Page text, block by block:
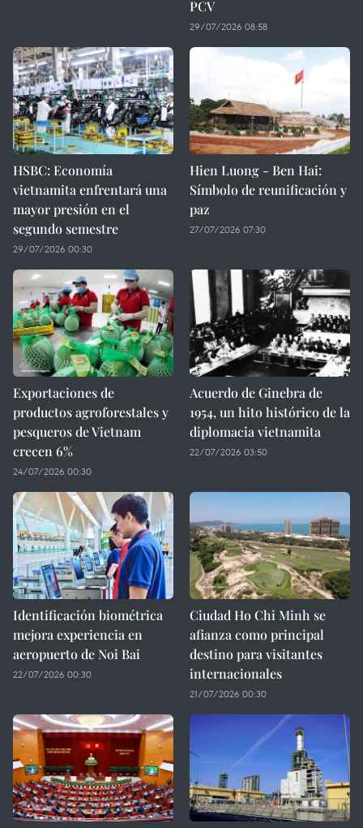
PCV
29/07/2026 08:58
HSBC: Economía
vietnamita enfrentará una
mayor presión en el
segundo semestre
29/07/2026 00:30
Hien Luong - Ben Hai:
Símbolo de reunificación y
paz
27/07/2026 07:30
Exportaciones de
productos agroforestales y
pesqueros de Vietnam
crecen 6%
24/07/2026 00:30
Acuerdo de Ginebra de
1954, un hito histórico de la
diplomacia vietnamita
22/07/2026 03:50
Identificación biométrica
mejora experiencia en
aeropuerto de Noi Bai
22/07/2026 00:30
Ciudad Ho Chi Minh se
afianza como principal
destino para visitantes
internacionales
21/07/2026 00:30